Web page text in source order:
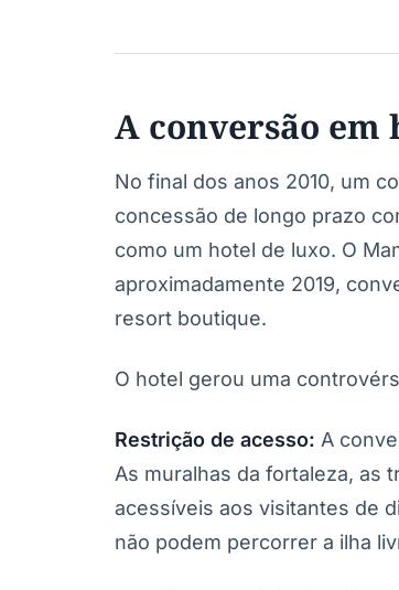
A conversão em
No final dos anos 2010, um
concessão de longo prazo
como um hotel de luxo. O
aproximadamente 2019,
resort boutique.
O hotel gerou uma
Restrição de acesso: A
As muralhas da fortaleza, as
acessíveis aos visitantes de
não podem percorrer a ilha